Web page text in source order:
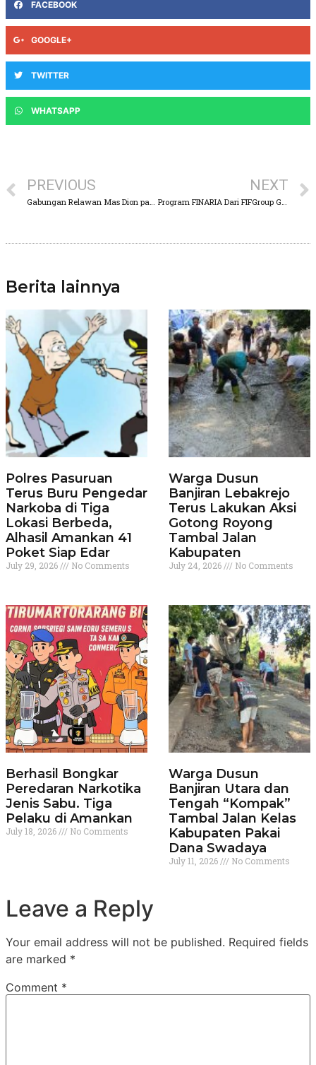
FACEBOOK
GOOGLE+
TWITTER
WHATSAPP
PREVIOUS NEXT
Berita lainnya
Polres Pasuruan
Terus Buru Pengedar
Narkoba di Tiga
Lokasi Berbeda,
Alhasil Amankan 41
Poket Siap Edar
July 29, 2026 No Comments
Warga Dusun
Banjiran Lebakrejo
Terus Lakukan Aksi
Gotong Royong
Tambal Jalan
Kabupaten
July 24, 2026 No Comments
Berhasil Bongkar
Peredaran Narkotika
Jenis Sabu. Tiga
Pelaku di Amankan
July 18, 2026 No Comments
Warga Dusun
Banjiran Utara dan
Tengah “Kompak”
Tambal Jalan Kelas
Kabupaten Pakai
Dana Swadaya
July 11, 2026 No Comments
Leave a Reply
Your email address will not be published. Required fields
are marked *
Comment *